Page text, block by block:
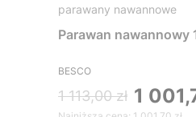
parawany nawannowe
Parawan nawannowy
BESCO
1 113,00 zł 1